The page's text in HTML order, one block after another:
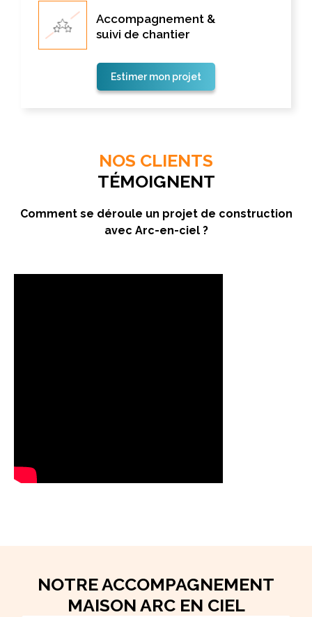
Accompagnement &
suivi de chantier
Estimer mon projet
NOS CLIENTS
TÉMOIGNENT
Comment se déroule un projet de construction
avec Arc-en-ciel ?
NOTRE ACCOMPAGNEMENT
MAISON ARC EN CIEL